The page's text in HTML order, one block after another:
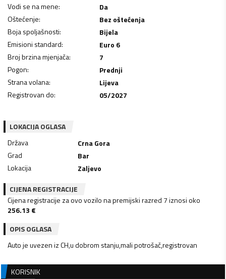
Vodi se na mene:
Da
Oštećenje:
Bez oštećenja
Boja spoljašnosti:
Bijela
Emisioni standard:
Euro 6
Broj brzina mjenjača:
7
Pogon:
Prednji
Strana volana:
Lijeva
Registrovan do: 05/2027
LOKACIJA OGLASA
Država
Crna Gora
Grad
Bar
Lokacija
Zaljevo
CIJENA REGISTRACIJE
Cijena registracije za ovo vozilo na premijski razred 7 iznosi oko
256.13 €
OPIS OGLASA
Auto je uvezen iz CH,u dobrom stanju,mali potrošač,registrovan
KORISNIK